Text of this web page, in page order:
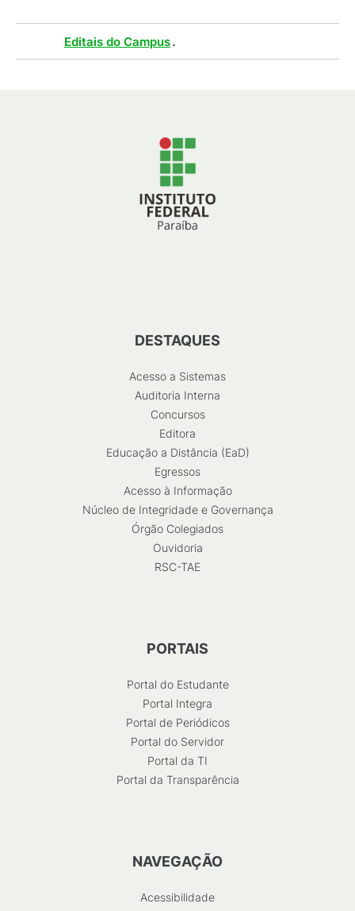
Editais do Campus.
DESTAQUES
Acesso a Sistemas
Auditoria Interna
Concursos
Editora
Educação a Distância (EaD)
Egressos
Acesso à Informação
Núcleo de Integridade e Governança
Órgão Colegiados
Ouvidoria
RSC-TAE
PORTAIS
Portal do Estudante
Portal Integra
Portal de Periódicos
Portal do Servidor
Portal da TI
Portal da Transparência
NAVEGAÇÃO
Acessibilidade